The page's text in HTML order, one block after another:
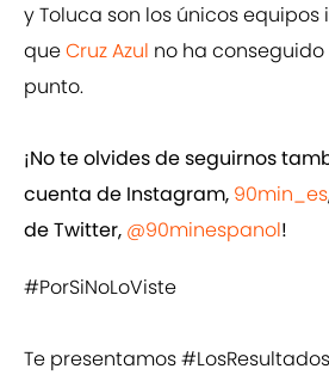
y Toluca son los únicos
queCruz Azul no ha
punto.
¡No te olvides de seguirnos
cuenta de Instagram, 90min_es
de Twitter, @90minespanol!
#PorSiNoLoViste
Te presentamos#LosResultados